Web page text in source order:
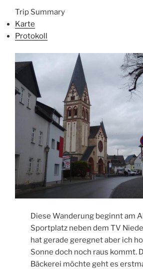
Trip Summary
Karte
Protokoll
Diese Wanderung beginnt am
Sportplatz neben dem TV
hat gerade geregnet aber ich
Sonne doch noch raus kommt.
Bäckerei möchte geht es